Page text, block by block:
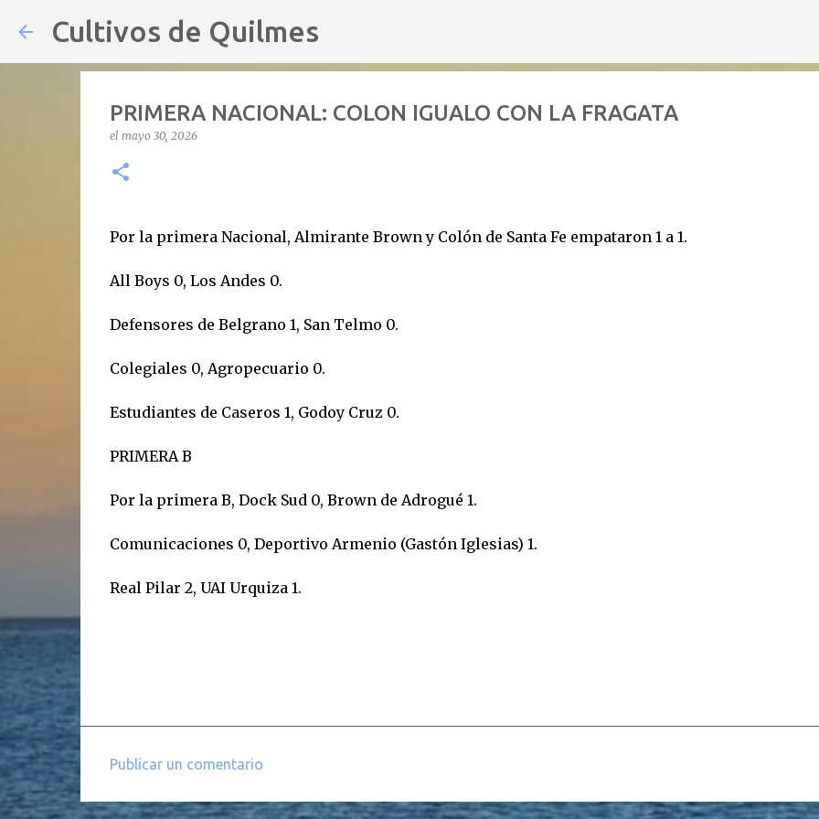
Cultivos de Quilmes
PRIMERA NACIONAL: COLON IGUALO CON LA FRAGATA
el mayo 30, 2026
Por la primera Nacional, Almirante Brown y Colón de Santa Fe empataron 1 a 1.
All Boys 0, Los Andes 0.
Defensores de Belgrano 1, San Telmo 0.
Colegiales 0, Agropecuario 0.
Estudiantes de Caseros 1, Godoy Cruz 0.
PRIMERA B
Por la primera B, Dock Sud 0, Brown de Adrogué 1.
Comunicaciones 0, Deportivo Armenio (Gastón Iglesias) 1.
Real Pilar 2, UAI Urquiza 1.
o
Publicar un comentario